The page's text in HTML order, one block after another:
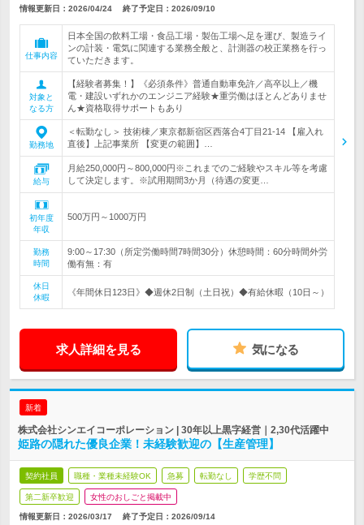
情報更新日：2026/04/24 終了予定日： 2026/09/10
仕事内容
日本全国の飲料工場・食品工場・製缶工場へ足を運び、製造ライ
ンの計装・電気に関連する業務全般と、計測器の校正業務を行っ
ていただきます。
対象と
なる方
【経験者募集！】《必須条件》普通自動車免許／高卒以上／機
電・建設いずれかのエンジニア経験★重労働はほとんどありませ
ん★資格取得サポートもあり
勤務地
＜転勤なし＞ 技術棟／東京都新宿区西落合4丁目21-14 【雇入れ
直後】上記事業所 【変更の範囲】…
給与
月給250,000円～800,000円※これまでのご経験やスキル等を考慮
して決定します。※試用期間3か月（待遇の変更…
初年度
年収
500万円～1000万円
勤務
時間
9:00～17:30（所定労働時間7時間30分）休憩時間：60分時間外労
働有無：有
休日
休暇
《年間休日123日》◆週休2日制（土日祝）◆有給休暇（10日～）
求人詳細を見る 気になる
新着
株式会社シンエイコーポレーション | 30年以上黒字経営｜2,30代活躍中
姫路の隠れた優良企業！未経験歓迎の【生産管理】
契約社員 職種・業種未経験OK 急募 転勤なし 学歴不問
第二新卒歓迎 女性のおしごと掲載中
情報更新日：2026/03/17 終了予定日： 2026/09/14